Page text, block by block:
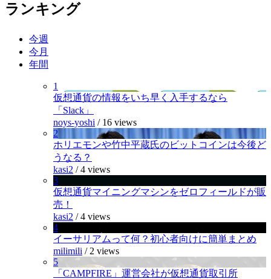
ランキング
今週
今月
年間
1
仮想通貨の情報をいち早く入手するなら
「Slack」
noys-yoshi / 16 views
2
ホリエモンや竹中平蔵氏のビットコインは今後ど
うなる？
kasi2 /4 views
3
仮想通貨マイニングマシンをゼロフィールドが販
売！
kasi2 /4 views
4
イーサリアムって何？初心者向けに簡単まとめ
milimili / 2 views
5
「CAMPFIRE」運営会社が仮想通貨取引所